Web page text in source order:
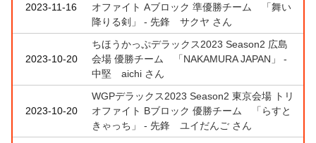
2023-11-16
オファイト Aブロック 準優勝チーム 「舞い
降りる剣」 - 先鋒 サクヤ さん
2023-10-20
ちほうかっぷデラックス2023 Season2 広島
会場 優勝チーム 「NAKAMURA JAPAN」 -
中堅 aichi さん
2023-10-20
WGPデラックス2023 Season2 東京会場 トリ
オファイト Bブロック 優勝チーム 「らすと
きゃっち」 - 先鋒 ユイだんご さん